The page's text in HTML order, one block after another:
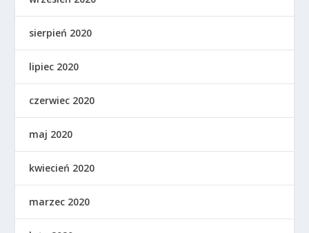
sierpień 2020
lipiec 2020
czerwiec 2020
maj 2020
kwiecień 2020
marzec 2020